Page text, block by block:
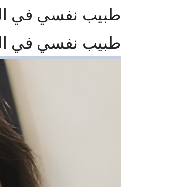
طبيب نفسي في
طبيب نفسي في